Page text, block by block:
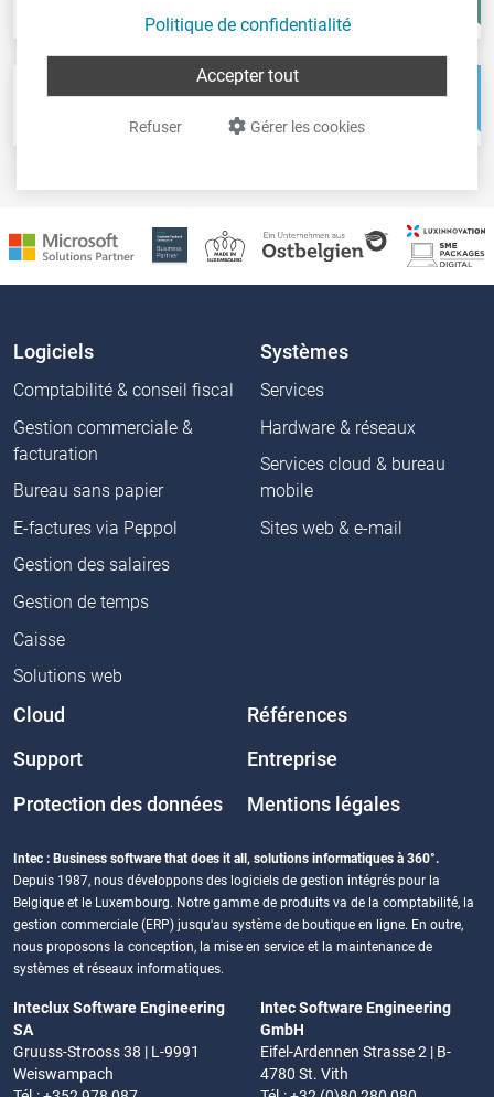
Politique de confidentialité
Gérer les cookies
Refuser
Accepter tout
Pos-in Net-in
Solutions web
Logiciels
Comptabilité & conseil fiscal
Gestion commerciale &
facturation
Bureau sans papier
E-factures via Peppol
Gestion des salaires
Gestion de temps
Caisse
Solutions web
Systèmes
Services
Hardware & réseaux
Services cloud & bureau
mobile
Sites web & e-mail
Cloud Références
Support Entreprise
Protection des données Mentions légales
Intec : Business software that does it all, solutions informatiques à 360°.
Depuis 1987, nous développons des logiciels de gestion intégrés pour la
Belgique et le Luxembourg. Notre gamme de produits va de la comptabilité, la
gestion commerciale (ERP) jusqu'au système de boutique en ligne. En outre,
nous proposons la conception, la mise en service et la maintenance de
systèmes et réseaux informatiques.
Inteclux Software Engineering
SA
Gruuss-Strooss 38 | L-9991
Weiswampach
Intec Software Engineering
GmbH
Eifel-Ardennen Strasse 2 | B-
4780 St. Vith